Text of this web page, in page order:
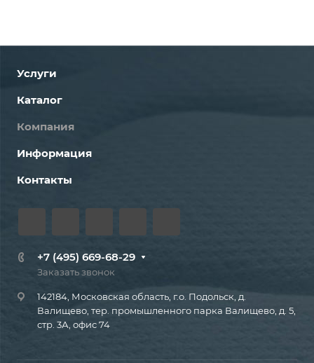
Услуги
Каталог
Компания
Информация
Контакты
+7 (495) 669-68-29
Заказать звонок
142184, Московская область, г.о. Подольск, д.
Валищево, тер. промышленного парка Валищево, д. 5,
стр. 3А, офис 74